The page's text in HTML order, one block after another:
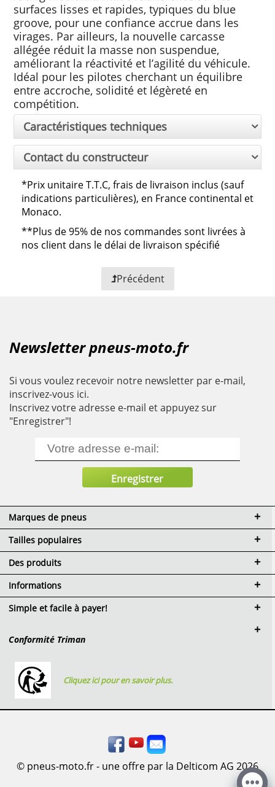
surfaces lisses et rapides, typiques du blue
groove, pour une confiance accrue dans les
virages. Par ailleurs, la nouvelle carcasse
allégée réduit la masse non suspendue,
améliorant la réactivité et l’agilité du véhicule.
Idéal pour les pilotes cherchant un équilibre
entre accroche, solidité et légèreté en
compétition.
Caractéristiques techniques
Contact du constructeur
*Prix unitaire T.T.C, frais de livraison inclus (sauf
indications particulières), en France continental et
Monaco.
**Plus de 95% de nos commandes sont livrées à
nos client dans le délai de livraison spécifié
Précédent
Newsletter pneus-moto.fr
Si vous voulez recevoir notre newsletter par e-mail,
inscrivez-vous ici.
Inscrivez votre adresse e-mail et appuyez sur
"Enregistrer"!
Marques de pneus
Tailles populaires
Des produits
Informations
Inscription partenaire de
Simple et facile à payer!
Conformité Triman
Cliquez ici pour en savoir plus.
© pneus-moto.fr - une offre par la Delticom AG 2026